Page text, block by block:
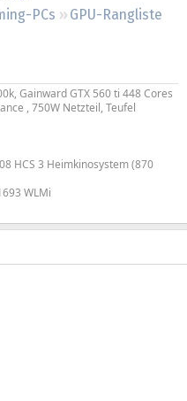
PCs
GPU-Rangliste
Gainward GTX 560 ti 448 Cores
, 750W Netzteil, Teufel
HCS 3 Heimkinosystem (870
WLMi